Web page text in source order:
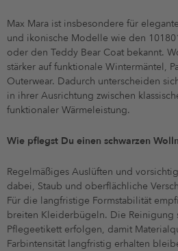
Max Mara ist insbesondere für
und ikonische Modelle wie den
oder den Teddy Bear Coat bekannt.
stärker auf funktionale Wintermäntel,
Outerwear. Dadurch unterscheiden
in ihrer Ausrichtung zwischen
funktionaler Wärmeleistung.
Wie pflegst Du einen schwarzen
Regelmäßiges Auslüften und
dabei, Staub und oberflächliche
Für die langfristige Formstabilität
breiten Kleiderbügeln. Die Reinigung
Pflegeetikett erfolgen, damit
Farbintensität langfristig erhalten